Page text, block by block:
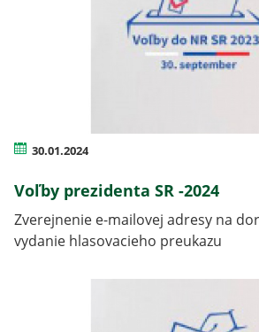
30.01.2024
Voľby prezidenta SR -2024
Zverejnenie e-mailovej adresy na
vydanie hlasovacieho preukazu